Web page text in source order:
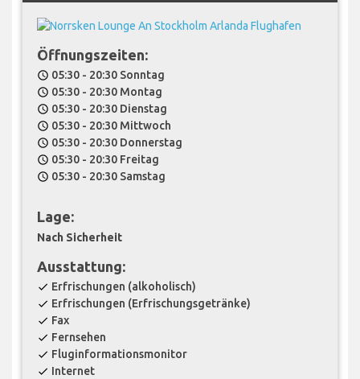
Öffnungszeiten:
schedule 05:30 - 20:30 Sonntag
schedule 05:30 - 20:30 Montag
schedule 05:30 - 20:30 Dienstag
schedule 05:30 - 20:30 Mittwoch
schedule 05:30 - 20:30 Donnerstag
schedule 05:30 - 20:30 Freitag
schedule 05:30 - 20:30 Samstag
Lage:
Nach Sicherheit
Ausstattung:
check Erfrischungen (alkoholisch)
check Erfrischungen (Erfrischungsgetränke)
check Fax
check Fernsehen
check Fluginformationsmonitor
check Internet